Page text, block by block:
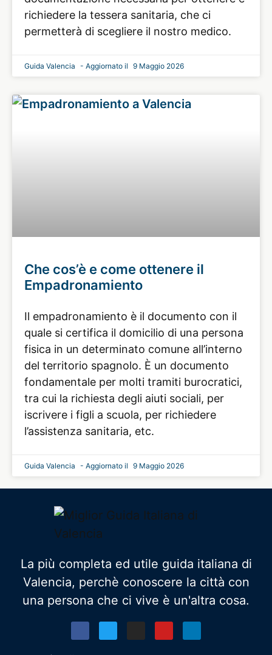
richiedere la tessera sanitaria, che ci
permetterà di scegliere il nostro medico.
Guida Valencia 9 Maggio 2026
Che cos’è e come ottenere il
Empadronamiento
Il empadronamiento è il documento con il
quale si certifica il domicilio di una persona
fisica in un determinato comune all’interno
del territorio spagnolo. È un documento
fondamentale per molti tramiti burocratici,
tra cui la richiesta degli aiuti sociali, per
iscrivere i figli a scuola, per richiedere
l’assistenza sanitaria, etc.
Guida Valencia 9 Maggio 2026
La più completa ed utile guida italiana di
Valencia, perchè conoscere la città con
una persona che ci vive è un'altra cosa.